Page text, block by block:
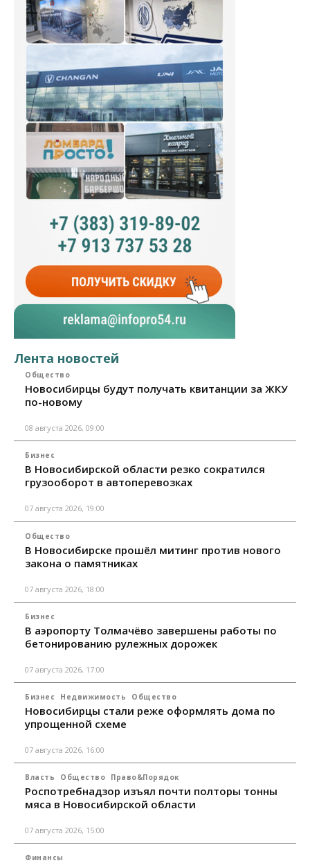
Лента новостей
Общество
Новосибирцы будут получать квитанции за ЖКУ
по-новому
08 августа 2026, 09:00
Бизнес
В Новосибирской области резко сократился
грузооборот в автоперевозках
07 августа 2026, 19:00
Общество
В Новосибирске прошёл митинг против нового
закона о памятниках
07 августа 2026, 18:00
Бизнес
В аэропорту Толмачёво завершены работы по
бетонированию рулежных дорожек
07 августа 2026, 17:00
Бизнес Недвижимость Общество
Новосибирцы стали реже оформлять дома по
упрощенной схеме
07 августа 2026, 16:00
Власть Общество Право&Порядок
Роспотребнадзор изъял почти полторы тонны
мяса в Новосибирской области
07 августа 2026, 15:00
Финансы